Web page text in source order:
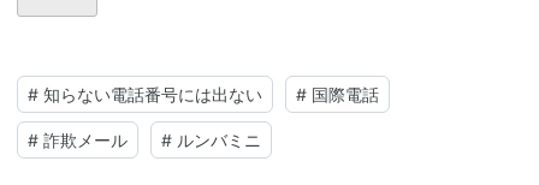
# 知らない電話番号には出ない # 国際電話
# 詐欺メール # ルンバミニ